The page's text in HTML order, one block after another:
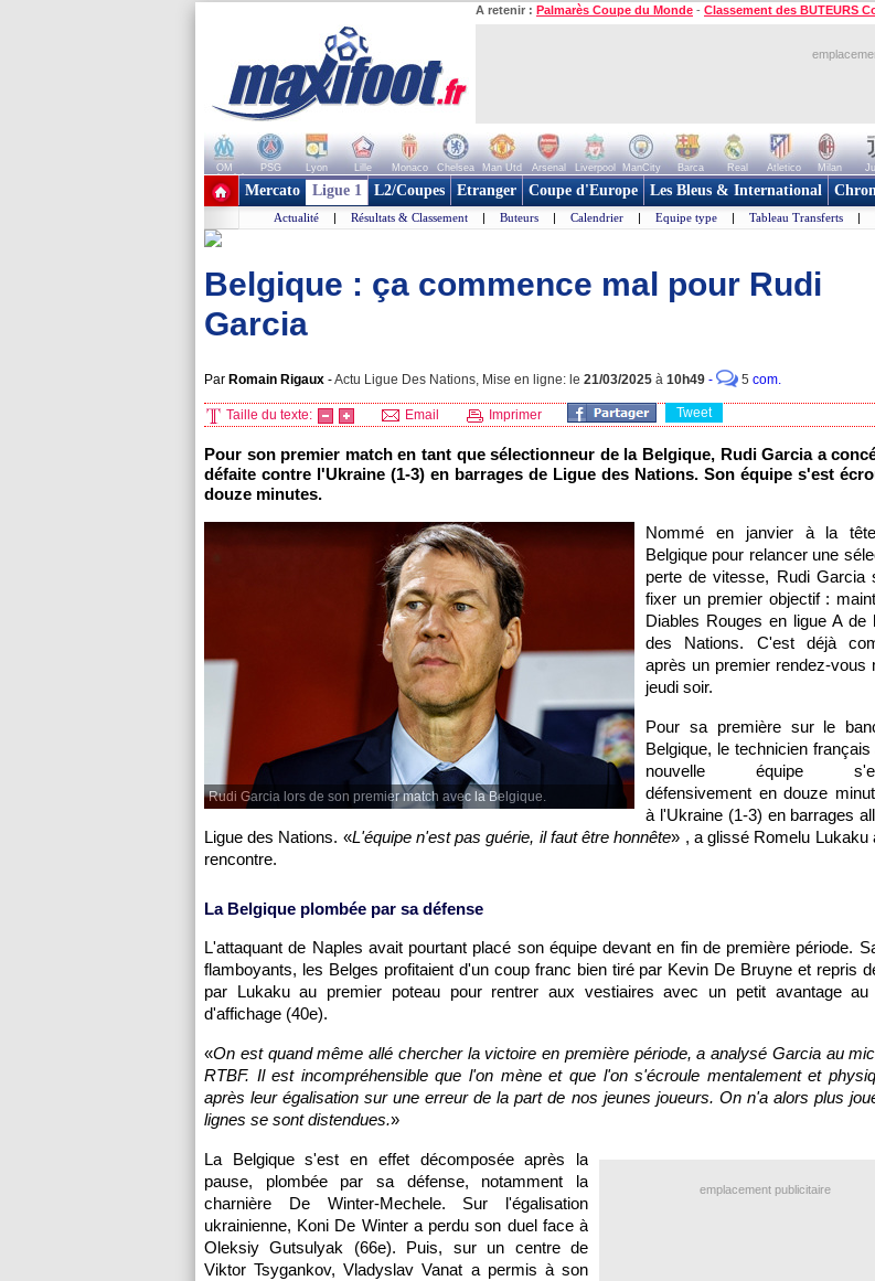
A retenir : Palmarès Coupe du Monde - Classement des BUTEURS
OM PSG Lyon Lille Monaco Chelsea Man Utd Arsenal Liverpool ManCity Barca Real Atletico Milan
+ de clubs
Mercato Ligue 1 L2/Coupes Etranger Coupe d'Europe Les Bleus & International
Actualité | Résultats & Classement | Buteurs | Calendrier | Equipe type | Tableau Transferts |
Belgique : ça commence mal pour Rudi
Garcia
Par Romain Rigaux -Actu Ligue Des Nations, Mise en ligne: le 21/03/2025 à 10h49 - 5 com.
Taille du texte: Email Imprimer Tweet
Pour son premier match en tant que sélectionneur de la Belgique, Rudi Garcia a
défaite contre l'Ukraine (1-3) en barrages de Ligue des Nations. Son équipe s'est
douze minutes.
Rudi Garcia lors de son premier match avec la Belgique.
Nommé en janvier à la
Belgique pour relancer une
perte de vitesse, Rudi Garcia
fixer un premier objectif :
Diables Rouges en ligue A de
des Nations. C'est déjà
après un premier rendez-vous
jeudi soir.
Pour sa première sur le
Belgique, le technicien
nouvelle équipe
défensivement en douze
à l'Ukraine (1-3) en barrages
Ligue des Nations. «L'équipe n'est pas guérie, il faut être honnête» , a glissé Romelu Lukaku
rencontre.
La Belgique plombée par sa défense
L'attaquant de Naples avait pourtant placé son équipe devant en fin de première période.
flamboyants, les Belges profitaient d'un coup franc bien tiré par Kevin De Bruyne et repris
par Lukaku au premier poteau pour rentrer aux vestiaires avec un petit avantage au
d'affichage (40e).
«On est quand même allé chercher la victoire en première période, a analysé Garcia au
RTBF. Il est incompréhensible que l'on mène et que l'on s'écroule mentalement et
après leur égalisation sur une erreur de la part de nos jeunes joueurs. On n'a alors plus
lignes se sont distendues.»
emplacement publicitaire
La Belgique s'est en effet décomposée après la
pause, plombée par sa défense, notamment la
charnière De Winter-Mechele. Sur l'égalisation
ukrainienne, Koni De Winter a perdu son duel face à
Oleksiy Gutsulyak (66e). Puis, sur un centre de
Viktor Tsygankov, Vladyslav Vanat a permis à son